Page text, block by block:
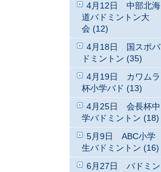
4月12日 中部北海
道バドミントン大
会 (12)
4月18日 国スポバ
ドミントン (35)
4月19日 カワムラ
杯小学バド (13)
4月25日 会長杯中
学バドミントン (18)
5月9日 ABC小学
生バドミントン (16)
6月27日 バドミン